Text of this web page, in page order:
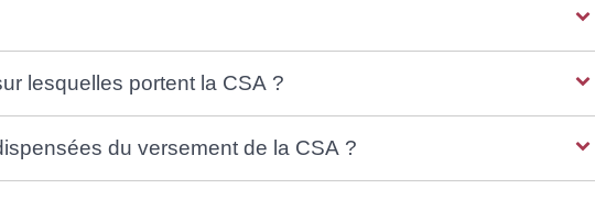
lesquelles portent la CSA ?
du versement de la CSA ?